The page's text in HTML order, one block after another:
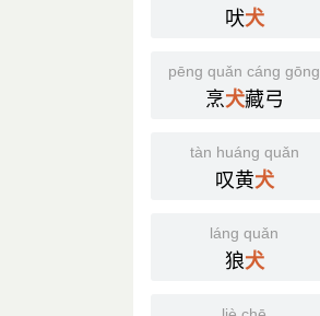
吠犬
pēng quǎn cáng gōng
烹犬藏弓
tàn huáng quǎn
叹黄犬
láng quǎn
狼犬